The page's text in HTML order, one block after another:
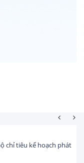
chỉ tiêu kế hoạch phát